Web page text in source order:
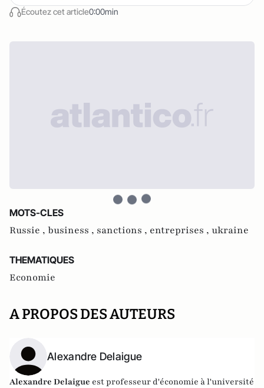
Écoutez cet article0:00min
MOTS-CLES
Russie , business , sanctions , entreprises , ukraine
THEMATIQUES
Economie
A PROPOS DES AUTEURS
Alexandre Delaigue
Alexandre Delaigue estprofesseur d'économie à l'université